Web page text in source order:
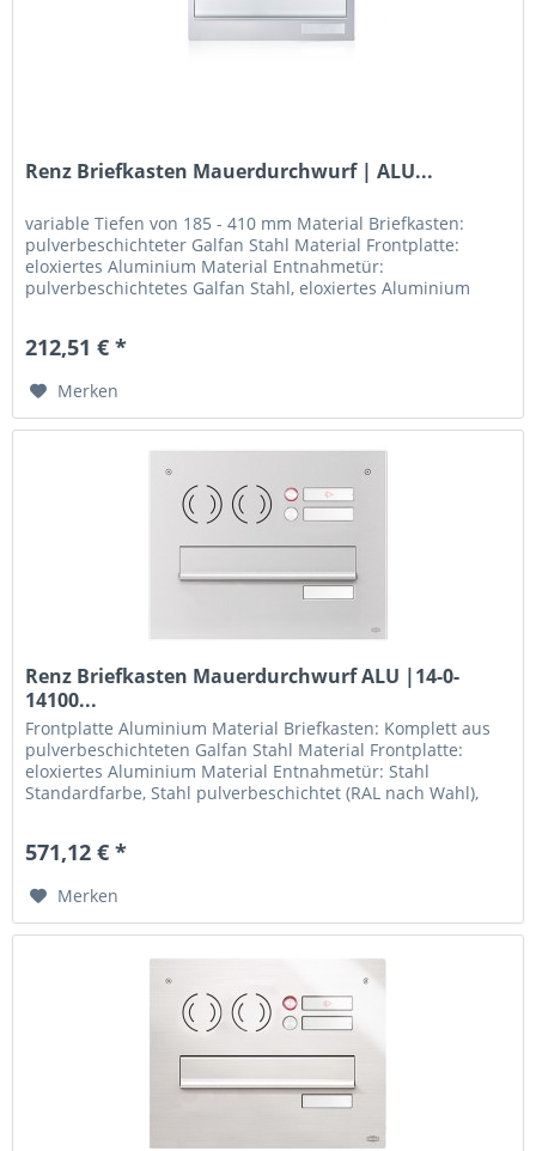
Renz Briefkasten Mauerdurchwurf | ALU...
variable Tiefen von 185 - 410 mm Material Briefkasten:
pulverbeschichteter Galfan Stahl Material Frontplatte:
eloxiertes Aluminium Material Entnahmetür:
pulverbeschichtetes Galfan Stahl, eloxiertes Aluminium
212,51 € *
Merken
Renz Briefkasten Mauerdurchwurf ALU |14-0-
14100...
Frontplatte Aluminium Material Briefkasten: Komplett aus
pulverbeschichteten Galfan Stahl Material Frontplatte:
eloxiertes Aluminium Material Entnahmetür: Stahl
Standardfarbe, Stahl pulverbeschichtet (RAL nach Wahl),
571,12 € *
Merken